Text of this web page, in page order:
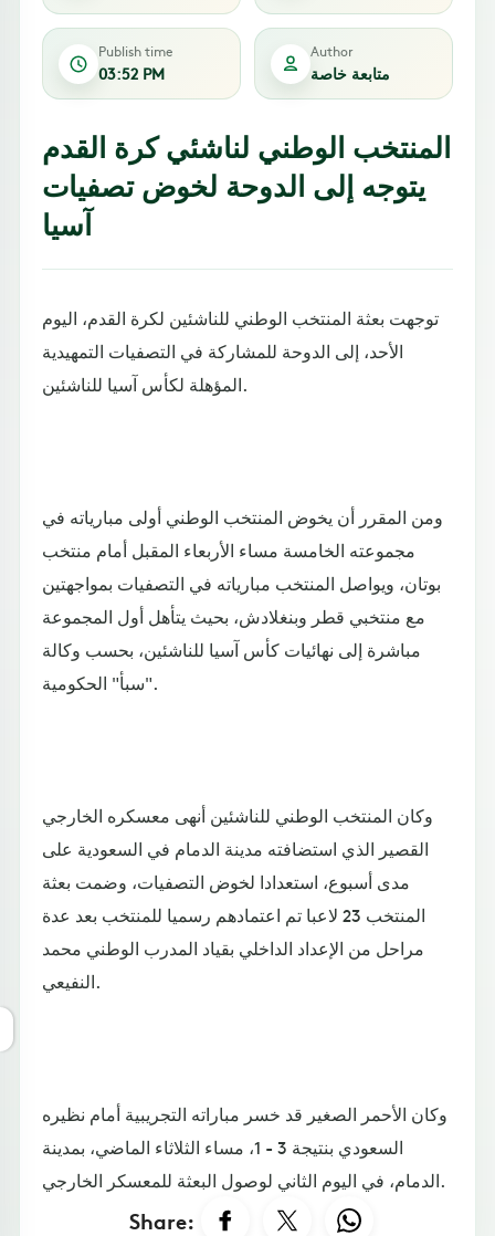
Publish time
03:52 PM
Author
متابعة خاصة
المنتخب الوطني لناشئي كرة القدم
يتوجه إلى الدوحة لخوض تصفيات
آسيا
توجهت بعثة المنتخب الوطني للناشئين لكرة القدم، اليوم
الأحد، إلى الدوحة للمشاركة في التصفيات التمهيدية
المؤهلة لكأس آسيا للناشئين.
ومن المقرر أن يخوض المنتخب الوطني أولى مبارياته في
مجموعته الخامسة مساء الأربعاء المقبل أمام منتخب
بوتان، ويواصل المنتخب مبارياته في التصفيات بمواجهتين
مع منتخبي قطر وبنغلادش، بحيث يتأهل أول المجموعة
مباشرة إلى نهائيات كأس آسيا للناشئين، بحسب وكالة
"سبأ" الحكومية.
وكان المنتخب الوطني للناشئين أنهى معسكره الخارجي
القصير الذي استضافته مدينة الدمام في السعودية على
مدى أسبوع، استعدادا لخوض التصفيات، وضمت بعثة
المنتخب 23 لاعبا تم اعتمادهم رسميا للمنتخب بعد عدة
مراحل من الإعداد الداخلي بقياد المدرب الوطني محمد
النفيعي.
وكان الأحمر الصغير قد خسر مباراته التجريبية أمام نظيره
السعودي بنتيجة 3 - 1، مساء الثلاثاء الماضي، بمدينة
الدمام، في اليوم الثاني لوصول البعثة للمعسكر الخارجي.
Share: